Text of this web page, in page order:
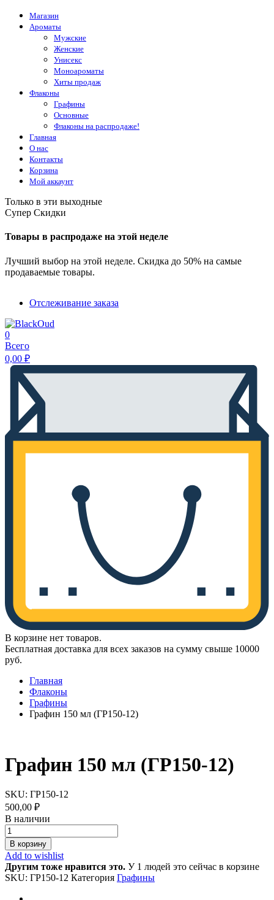
Магазин
Ароматы
Мужские
Женские
Унисекс
Моноароматы
Хиты продаж
Флаконы
Графины
Основные
Флаконы на распродаже!
Главная
О нас
Контакты
Корзина
Мой аккаунт
Только в эти выходные
Супер Скидки
Товары в распродаже на этой неделе
Лучший выбор на этой неделе. Скидка до 50% на самые
продаваемые товары.
Отслеживание заказа
0
Всего
0,00 ₽
В корзине нет товаров.
Бесплатная доставка для всех заказов на сумму свыше 10000
руб.
Главная
Флаконы
Графины
Графин 150 мл (ГР150-12)
Графин 150 мл (ГР150-12)
SKU: ГР150-12
500,00 ₽
В наличии
Графин
150
мл
(ГР150-
12)
quantity
В корзину
Add to wishlist
Другим тоже нравится это. У 1 людей это сейчас в корзине
SKU: ГР150-12 Категория Графины